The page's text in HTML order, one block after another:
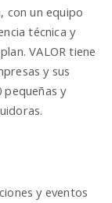
con un equipo
técnica y
VALOR tiene
y sus
pequeñas y
y eventos